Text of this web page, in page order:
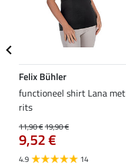
Felix Bühler
functioneel shirt Lana met
rits
11,90 €19,90 €
9,52 €
4.9 14